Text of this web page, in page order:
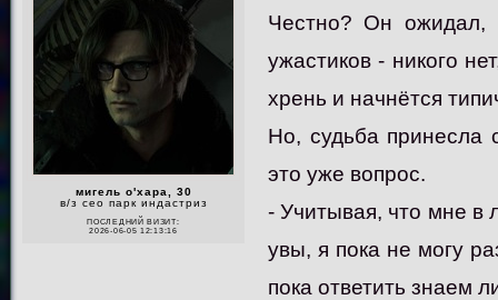
мигель о'хара, 30
в/з сео парк индастриз
ПОСЛЕДНИЙ ВИЗИТ:
2026-06-05 12:13:16
Честно? Он ожидал,
ужастиков - никого
хрень и начнётся
Но, судьба принесла
это уже вопрос.
- Учитывая, что мне в
увы, я пока не могу
пока ответить знаем